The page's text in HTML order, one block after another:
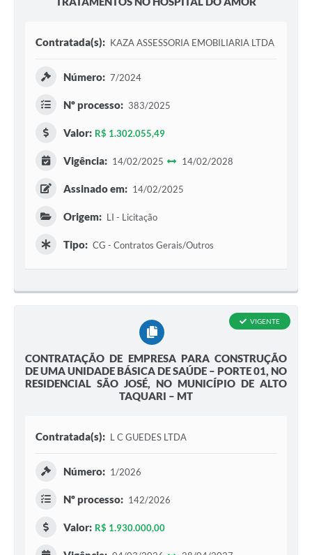
Contratada(s): KAZA ASSESSORIA EMOBILIARIA LTDA
Número: 7/2024
Nº processo: 383/2025
Valor: R$ 1.302.055,49
Vigência: 14/02/2025 14/02/2028
Assinado em: 14/02/2025
Origem: LI - Licitação
Tipo: CG - Contratos Gerais/Outros
CONTRATAÇÃO DE EMPRESA PARA CONSTRUÇÃO
DE UMA UNIDADE BÁSICA DE SAÚDE – PORTE 01, NO
RESIDENCIAL SÃO JOSÉ, NO MUNICÍPIO DE ALTO
TAQUARI – MT
VIGENTE
Contratada(s): L C GUEDES LTDA
Número: 1/2026
Nº processo: 142/2026
Valor: R$ 1.930.000,00